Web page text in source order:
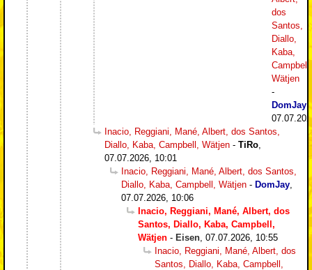
dos
Santos,
Diallo,
Kaba,
Campbell,
Wätjen
-
DomJay ,
Inacio, Reggiani, Mané, Albert, dos Santos,
Diallo, Kaba, Campbell, Wätjen - TiRo
07.07.2026, 10:01
Inacio, Reggiani, Mané, Albert, dos Santos,
Diallo, Kaba, Campbell, Wätjen - DomJay
07.07.2026, 10:06
Inacio, Reggiani, Mané, Albert, dos
Santos, Diallo, Kaba, Campbell,
Wätjen - Eisen 07.07.2026, 10:55
Inacio, Reggiani, Mané, Albert, dos
Santos, Diallo, Kaba, Campbell,